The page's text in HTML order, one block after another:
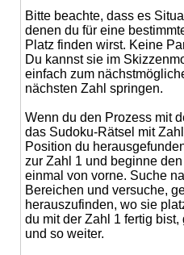
Bitte beachte, dass es
denen du für eine
Platz finden wirst. Keine
Du kannst sie im
einfach zum
nächsten Zahl springen.
Wenn du den Prozess mit
das Sudoku-Rätsel mit
Position du
zur Zahl 1 und beginne
einmal von vorne. Suche
Bereichen und versuche,
herauszufinden, wo sie
du mit der Zahl 1 fertig
und so weiter.